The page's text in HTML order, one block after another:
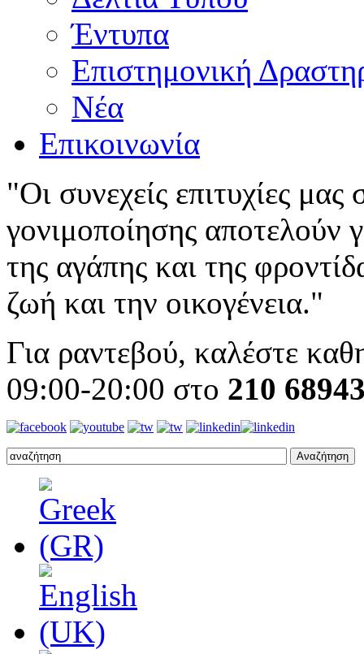
Έντυπα
Επιστημονική
Νέα
Επικοινωνία
"Οι συνεχείς επιτυχίες
γονιμοποίησης αποτελούν
της αγάπης και της
ζωή και την οικογένεια."
Για ραντεβού, καλέστε
09:00-20:00 στο 210